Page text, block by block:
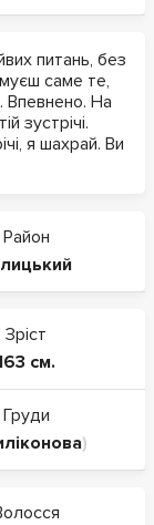
питань, без
саме те,
Впевнено. На
зустрічі.
я шахрай. Ви
Район
Зріст
см.
Груди
)